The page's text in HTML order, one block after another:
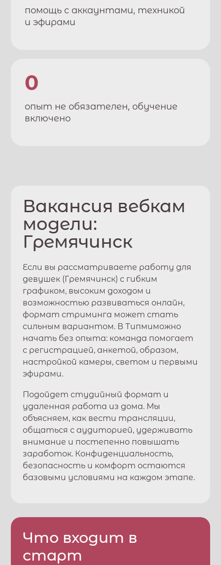
помощь с аккаунтами, техникой
и эфирами
0
опыт не обязателен, обучение
включено
Вакансия вебкам
модели:
Гремячинск
Если вы рассматриваете работу для
девушек (Гремячинск) с гибким
графиком, высоким доходом и
возможностью развиваться онлайн,
формат стриминга может стать
сильным вариантом. ВТипмиможно
начать без опыта: команда помогает
с регистрацией, анкетой, образом,
настройкой камеры, светом и первыми
эфирами.
Подойдет студийный формат и
удаленная работа из дома. Мы
объясняем, как вести трансляции,
общаться с аудиторией, удерживать
внимание и постепенно повышать
заработок. Конфиденциальность,
безопасность и комфорт остаются
базовыми условиями на каждом этапе.
Что входит в
старт